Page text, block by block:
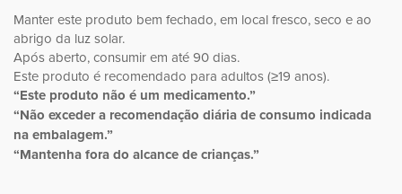
Manter este produto bem fechado, em local fresco, seco e ao
abrigo da luz solar.
Após aberto, consumir em até 90 dias.
Este produto é recomendado para adultos (≥19 anos).
“Este produto não é um medicamento.”
“Não exceder a recomendação diária de consumo indicada
na embalagem.”
“Mantenha fora do alcance de crianças.”